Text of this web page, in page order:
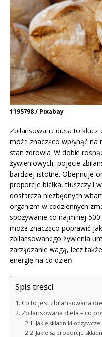
1195798 / Pixabay
Zbilansowana dieta to
może znacząco wpłynąć
stan zdrowia. W dobie
żywieniowych, pojęcie
bardziej istotne. Obejmuje
proporcje białka, tłuszczy i
dostarcza niezbędnych
organizm w codziennych
spożywanie co najmniej
może znacząco poprawić
zbilansowanego żywienia
zarządzanie wagą, lecz
energię na co dzień.
Spis treści
Co to jest zbilansowana
Zbilansowana dieta – co
Jakie składniki
Jakie są proporcje